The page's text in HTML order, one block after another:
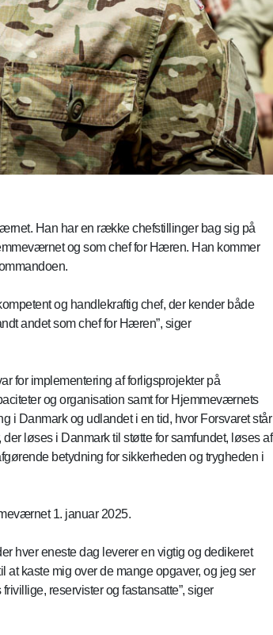
Han har en række chefstillinger bag sig på
og som chef for Hæren. Han kommer
og handlekraftig chef, der kender både
andet som chef for Hæren”, siger
for implementering af forligsprojekter på
og organisation samt for Hjemmeværnets
i Danmark og udlandet i en tid, hvor Forsvaret står
løses i Danmark til støtte for samfundet, løses af
betydning for sikkerheden og trygheden i
1. januar 2025.
hver eneste dag leverer en vigtig og dedikeret
kaste mig over de mange opgaver, og jeg ser
reservister og fastansatte”, siger